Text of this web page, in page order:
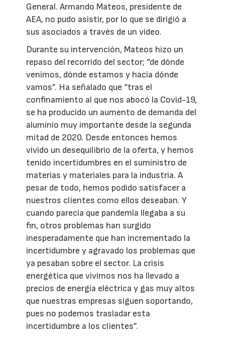
General. Armando Mateos, presidente de
AEA, no pudo asistir, por lo que se dirigió a
sus asociados a través de un vídeo.
Durante su intervención, Mateos hizo un
repaso del recorrido del sector; “de dónde
venimos, dónde estamos y hacia dónde
vamos”. Ha señalado que “tras el
confinamiento al que nos abocó la Covid-19,
se ha producido un aumento de demanda del
aluminio muy importante desde la segunda
mitad de 2020. Desde entonces hemos
vivido un desequilibrio de la oferta, y hemos
tenido incertidumbres en el suministro de
materias y materiales para la industria. A
pesar de todo, hemos podido satisfacer a
nuestros clientes como ellos deseaban. Y
cuando parecía que pandemia llegaba a su
fin, otros problemas han surgido
inesperadamente que han incrementado la
incertidumbre y agravado los problemas que
ya pesaban sobre el sector. La crisis
energética que vivimos nos ha llevado a
precios de energía eléctrica y gas muy altos
que nuestras empresas siguen soportando,
pues no podemos trasladar esta
incertidumbre a los clientes”.